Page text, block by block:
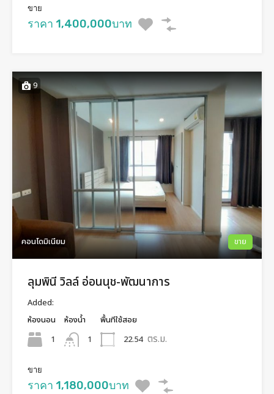
ขาย
ราคา 1,400,000บาท
9
คอนโดมิเนียม ขาย
ลุมพินี วิลล์ อ่อนนุช-พัฒนาการ
Added:
ห้องนอน
1
ห้องน้ำ
1
พื้นทีใช้สอย
22.54 ตร.ม.
ขาย
ราคา 1,180,000บาท